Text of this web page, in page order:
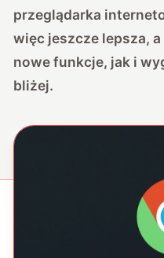
przeglądarka
więc jeszcze lepsza,
nowe funkcje, jak i
bliżej.